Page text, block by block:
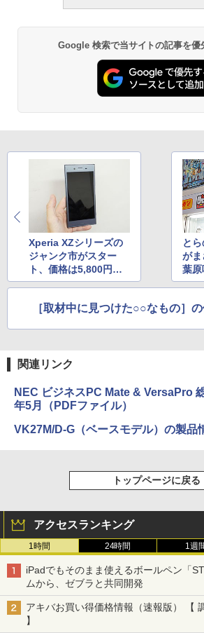
Google 検索で当サイトの記事を優
Xperia XZシリーズの
ジャンク市がスター
ト、価格は5,800円か
ら
と
が
葉
が
［取材中に見つけた○○なもの］
関連リンク
NEC ビジネスPC Mate & VersaPro
年5月（PDFファイル）
VK27M/D-G（ベースモデル）の製品
トップページに戻る
アクセスランキング
1時間 24時間 1週
iPadでもそのまま使えるボールペン「
ムから、ゼブラと共同開発
アキバお買い得価格情報（速報版） 【
】